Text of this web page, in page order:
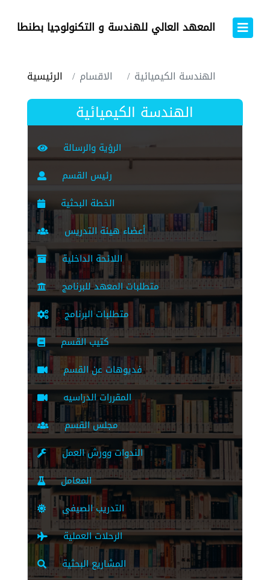
المعهد العالي للهندسة و التكنولوجيا بطنطا
الرئيسية الاقسام الهندسة الكيميائية
الهندسة الكيميائية
الرؤية والرسالة
رئيس القسم
الخطة البحثية
أعضاء هيئة التدريس
اللائحة الداخلية
متطلبات المعهد للبرنامج
متطلبات البرنامج
كتيب القسم
فديوهات عن القسم
المقررات الدراسيه
مجلس القسم
الندوات وورش العمل
المعامل
التدريب الصيفى
الرحلات العملية
المشاريع البحثية